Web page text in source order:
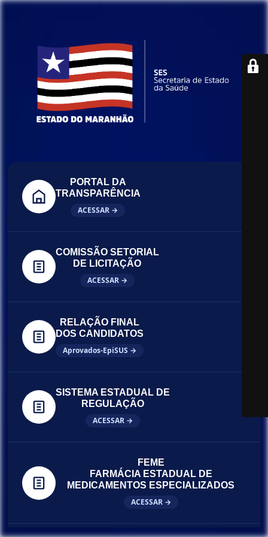
PORTAL DA
TRANSPARÊNCIA
ACESSAR →
COMISSÃO SETORIAL
DE LICITAÇÃO
ACESSAR →
RELAÇÃO FINAL
DOS CANDIDATOS
Aprovados-EpiSUS →
SISTEMA ESTADUAL DE
REGULAÇÃO
ACESSAR →
FEME
FARMÁCIA ESTADUAL DE
MEDICAMENTOS ESPECIALIZADOS
ACESSAR →